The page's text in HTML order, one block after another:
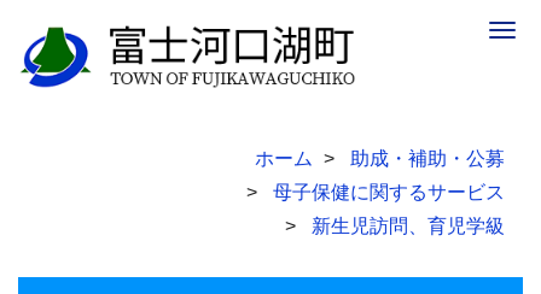
ホーム
助成・補助・公募
母子保健に関するサービス
新生児訪問、育児学級